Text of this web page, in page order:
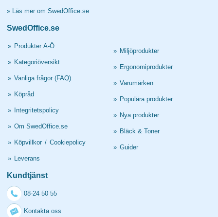
» Läs mer om SwedOffice.se
SwedOffice.se
» Produkter A-Ö
» Kategoriöversikt
» Vanliga frågor (FAQ)
» Köpråd
» Integritetspolicy
» Om SwedOffice.se
» Köpvillkor / Cookiepolicy
» Leverans
» Miljöprodukter
» Ergonomiprodukter
» Varumärken
» Populära produkter
» Nya produkter
» Bläck & Toner
» Guider
Kundtjänst
08-24 50 55
Kontakta oss